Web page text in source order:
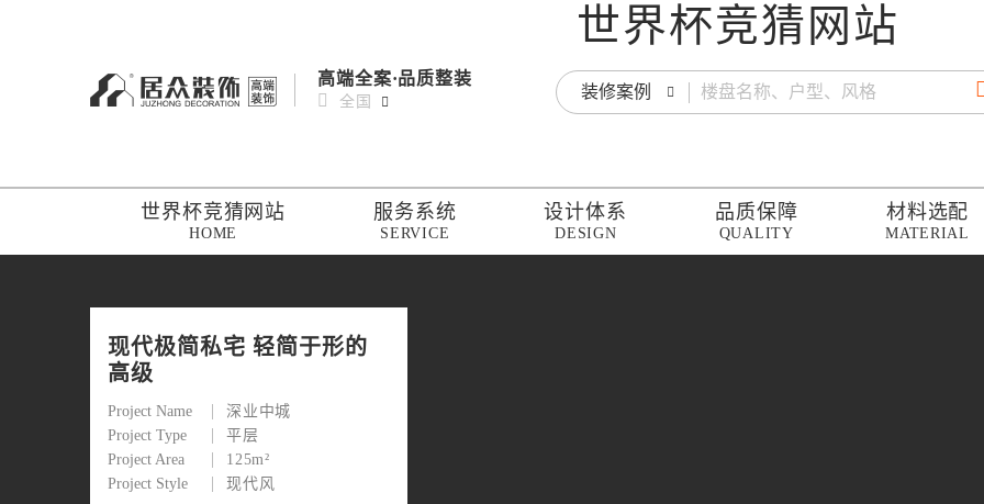
世界杯竞猜网站
高端全案·品质整装
全国
装修案例
世界杯竞猜网站
HOME
服务系统
SERVICE
设计体系
DESIGN
品质保障
QUALITY
材料选配
MATERIAL
现代极简私宅 轻简于形的
高级
Project Name
深业中城
Project Type
平层
Project Area
125m²
Project Style
现代风